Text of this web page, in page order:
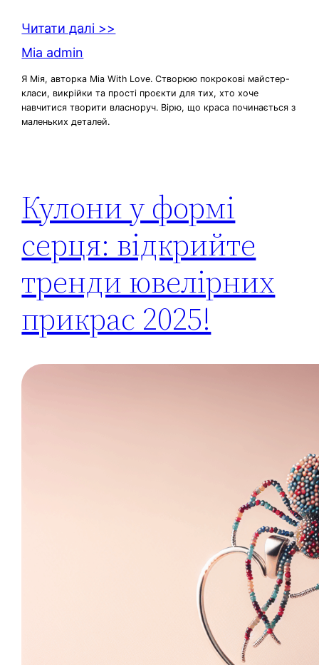
Читати далі >>
Mia admin
Я Мія, авторка Mia With Love. Створюю покрокові майстер-
класи, викрійки та прості проєкти для тих, хто хоче
навчитися творити власноруч. Вірю, що краса починається з
маленьких деталей.
Кулони у формі
серця: відкрийте
тренди ювелірних
прикрас 2025!